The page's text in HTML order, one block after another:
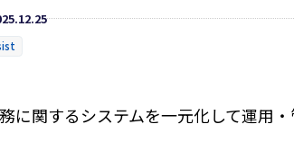
に関するシステムを一元化して運用